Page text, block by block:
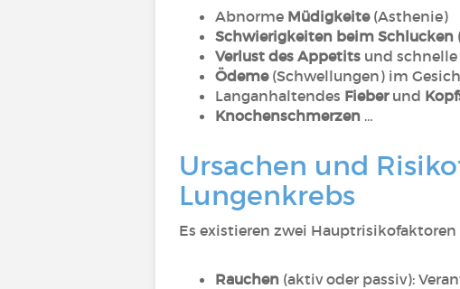
Abnorme Müdigkeite(Asthenie)
Schwierigkeiten beim Schlucken
Verlust des Appetits und schnelle
Ödeme(Schwellungen) im
Langanhaltendes Fieberund
Knochenschmerzen …
Ursachen und
Lungenkrebs
Es existieren zwei
Rauchen (aktiv oder passiv):